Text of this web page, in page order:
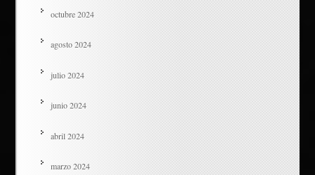
octubre 2024
agosto 2024
julio 2024
junio 2024
abril 2024
marzo 2024